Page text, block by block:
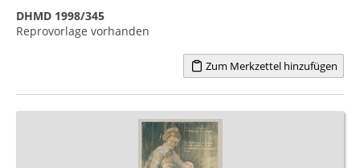
DHMD 1998/345
Reprovorlage vorhanden
Zum Merkzettel hinzufügen